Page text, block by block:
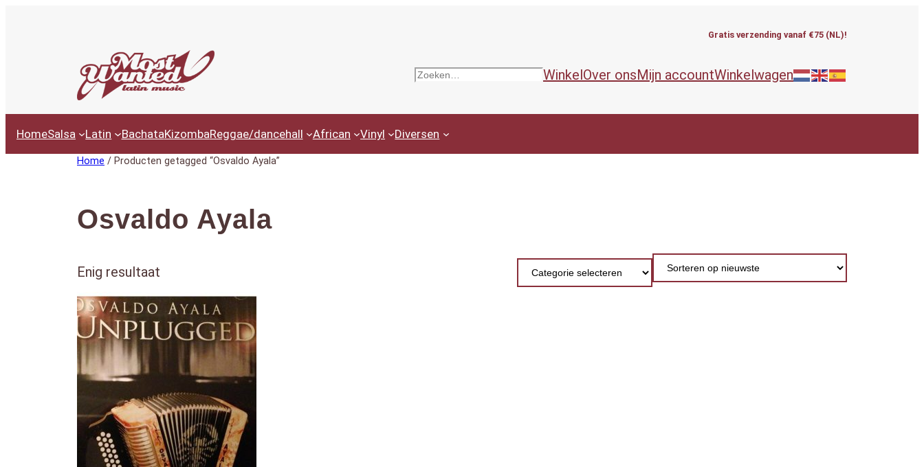
Gratis verzending vanaf €75 (NL)!
Zoeken WinkelOver onsMijn accountWinkelwagen
HomeSalsa Latin BachataKizombaReggae/dancehall African Vinyl Diversen
Home / Producten getagged “Osvaldo Ayala”
Osvaldo Ayala
Enig resultaat Productcategorieën